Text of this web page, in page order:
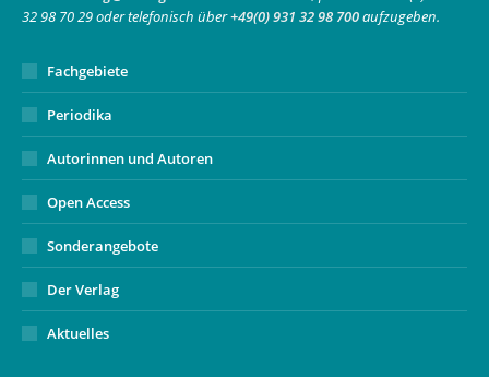
window
32 98 70 29 oder telefonisch über+49(0) 931 32 98 700aufzugeben.
Fachgebiete
Periodika
Autorinnen und Autoren
Open Access
Sonderangebote
Der Verlag
Aktuelles